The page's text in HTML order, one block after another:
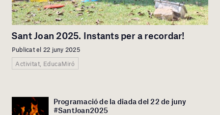
Sant Joan 2025. Instants per a recordar!
Publicat el 22 juny 2025
Activitat, EducaMiró
Programació de la diada del 22 de juny
#SantJoan2025